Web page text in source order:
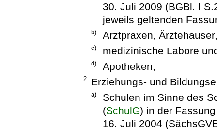
30. Juli 2009 (BGBl. I
jeweils geltenden
b) Arztpraxen,
c) medizinische Labore
d) Apotheken;
2. Erziehungs- und
a)
Schulen im Sinne des
(SchulG) in der
16. Juli 2004